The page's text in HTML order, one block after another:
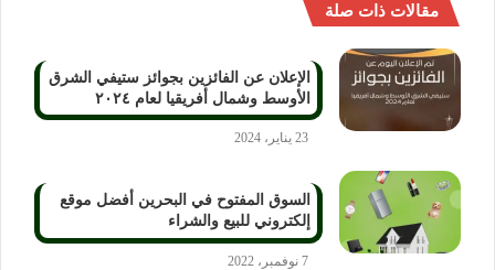
مقالات ذات صلة
الإعلان عن الفائزين بجوائز ستيفي الشرق
الأوسط وشمال أفريقيا لعام ۲٠۲٤
23 يناير، 2024
السوق المفتوح في البحرين أفضل موقع
إلكتروني للبيع والشراء
7 نوفمبر، 2022